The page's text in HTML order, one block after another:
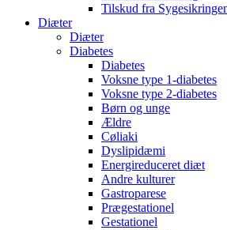
Tilskud fra
Diæter
Diæter
Diabetes
Diabetes
Voksne type 1-diabetes
Voksne type 2-diabetes
Børn og unge
Ældre
Cøliaki
Dyslipidæmi
Energireduceret diæt
Andre kulturer
Gastroparese
Prægestationel
Gestationel